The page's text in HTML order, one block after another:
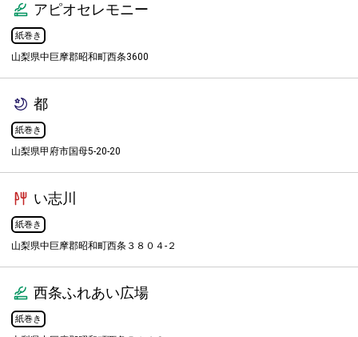
アピオセレモニー
紙巻き
山梨県中巨摩郡昭和町西条3600
都
紙巻き
山梨県甲府市国母5-20-20
い志川
紙巻き
山梨県中巨摩郡昭和町西条３８０４-２
西条ふれあい広場
紙巻き